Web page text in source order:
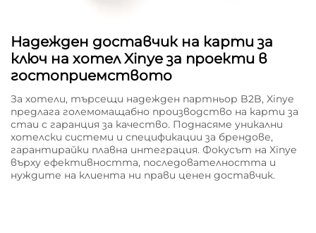
Надежден доставчик на карти за
ключ на хотел Xinye за проекти в
гостоприемството
За хотели, търсещи надежден партньор B2B, Xinye
предлага големомащабно производство на карти за
стаи с гаранция за качество. Поднасяме уникални
хотелски системи и спецификации за брендове,
гарантирайки плавна интеграция. Фокусът на Xinye
върху ефективността, последователността и
нуждите на клиента ни прави ценен доставчик.